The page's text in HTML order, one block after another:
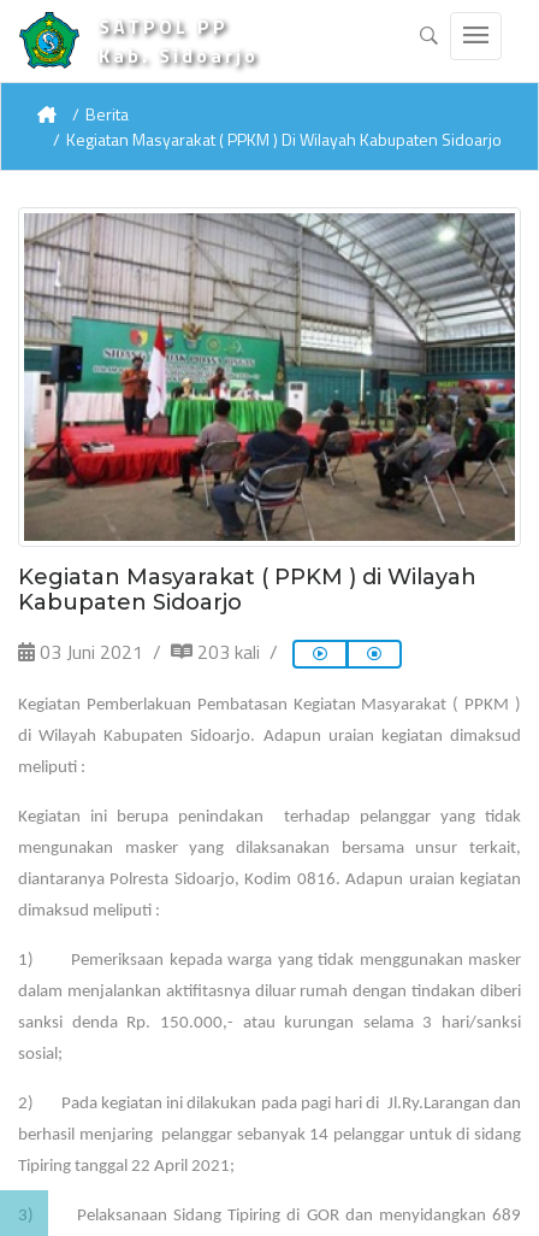
SATPOL PP
Kab. Sidoarjo
Berita
Kegiatan Masyarakat ( PPKM ) Di Wilayah Kabupaten Sidoarjo
Kegiatan Masyarakat ( PPKM ) di Wilayah
Kabupaten Sidoarjo
03 Juni 2021 203 kali
Kegiatan Pemberlakuan Pembatasan Kegiatan Masyarakat ( PPKM )
di Wilayah Kabupaten Sidoarjo. Adapun uraian kegiatan dimaksud
meliputi :
Kegiatan ini berupa penindakan terhadap pelanggar yang tidak
mengunakan masker yang dilaksanakan bersama unsur terkait,
diantaranya Polresta Sidoarjo, Kodim 0816. Adapun uraian kegiatan
dimaksud meliputi :
1) Pemeriksaan kepada warga yang tidak menggunakan masker
dalam menjalankan aktifitasnya diluar rumah dengan tindakan diberi
sanksi denda Rp. 150.000,- atau kurungan selama 3 hari/sanksi
sosial;
2) Pada kegiatan ini dilakukan pada pagi hari di Jl.Ry.Larangan dan
berhasil menjaring pelanggar sebanyak 14 pelanggar untuk di sidang
Tipiring tanggal 22 April 2021;
3) Pelaksanaan Sidang Tipiring di GOR dan menyidangkan 689